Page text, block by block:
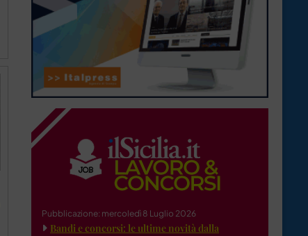
Pubblicazione: mercoledì 8 Luglio 2026
Bandi e concorsi: le ultime novità dalla